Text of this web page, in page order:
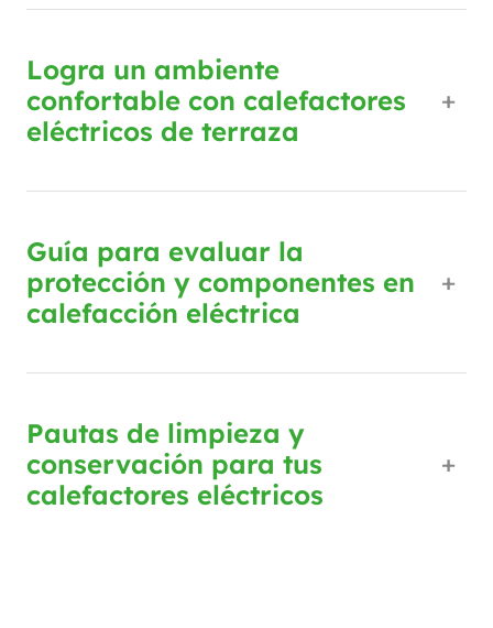
Logra un ambiente
confortable con calefactores
eléctricos de terraza
Guía para evaluar la
protección y componentes en
calefacción eléctrica
Pautas de limpieza y
conservación para tus
calefactores eléctricos